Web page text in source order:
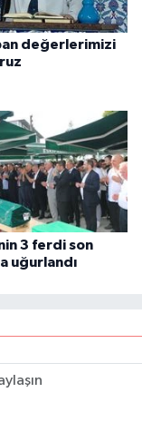
değerlerimizi
3 ferdi son
uğurlandı